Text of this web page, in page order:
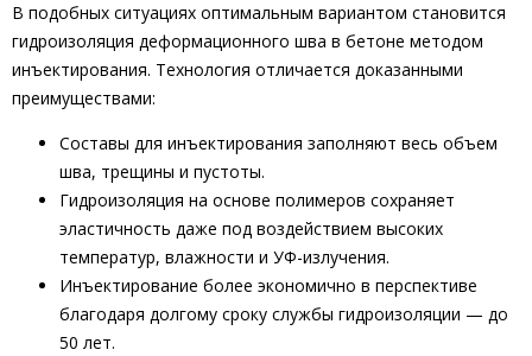
В подобных ситуациях оптимальным вариантом становится
гидроизоляция деформационного шва в бетоне методом
инъектирования. Технология отличается доказанными
преимуществами:
Составы для инъектирования заполняют весь объем
шва, трещины и пустоты.
Гидроизоляция на основе полимеров сохраняет
эластичность даже под воздействием высоких
температур, влажности и УФ-излучения.
Инъектирование более экономично в перспективе
благодаря долгому сроку службы гидроизоляции — до
50 лет.